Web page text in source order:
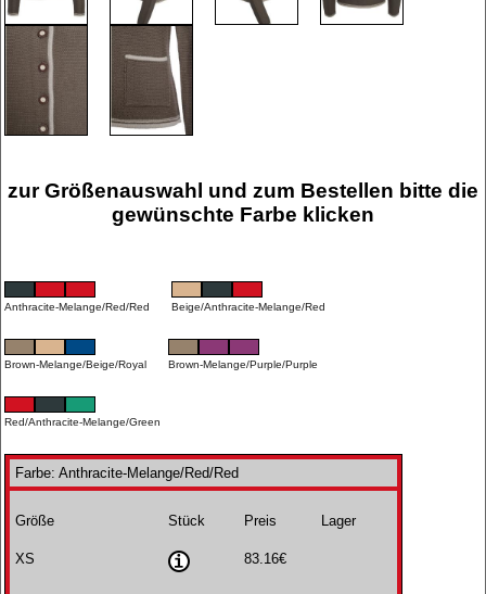
zur Größenauswahl und zum Bestellen bitte die
gewünschte Farbe klicken
Anthracite-Melange/Red/Red Beige/Anthracite-Melange/Red
Brown-Melange/Beige/Royal Brown-Melange/Purple/Purple
Red/Anthracite-Melange/Green
Farbe: Anthracite-Melange/Red/Red
Größe Stück Preis Lager
XS 83.16€